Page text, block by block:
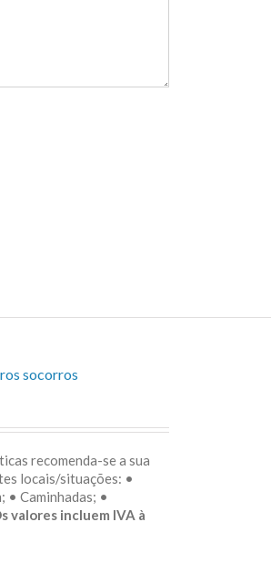
socorros
recomenda-se a sua
locais/situações: •
• Caminhadas; •
valores incluem IVA à